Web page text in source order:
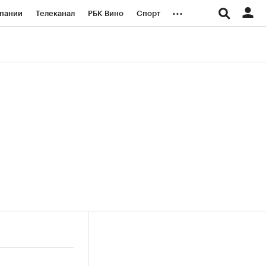
Телеканал РБК Вино Спорт ...